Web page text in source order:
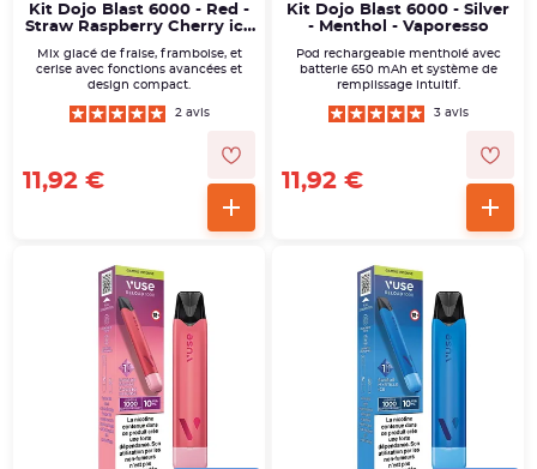
Kit Dojo Blast 6000 - Red -
Straw Raspberry Cherry ice
Mix glacé de fraise, framboise, et
cerise avec fonctions avancées et
design compact.
2 avis
11,92 €
Kit Dojo Blast 6000 - Silver
- Menthol - Vaporesso
Pod rechargeable mentholé avec
batterie 650 mAh et système de
remplissage intuitif.
3 avis
11,92 €